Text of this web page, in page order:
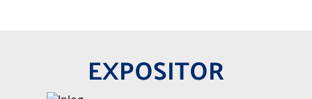
EXPOSITOR